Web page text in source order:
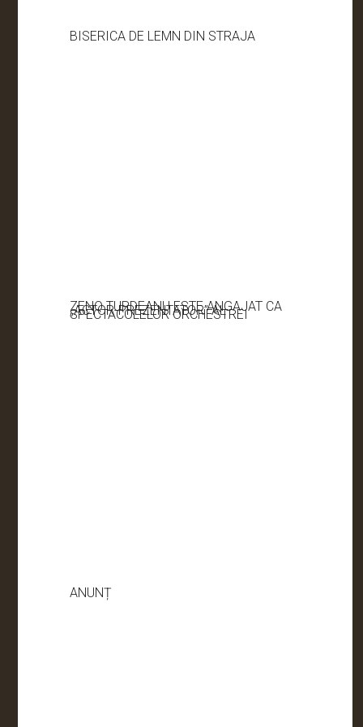
BISERICA DE LEMN DIN STRAJA
ZENO TURDEANU ESTE ANGAJAT CA
„ACTOR-PREZENTATOR” AL
SPECTACOLELOR ORCHESTREI
ANUNȚ